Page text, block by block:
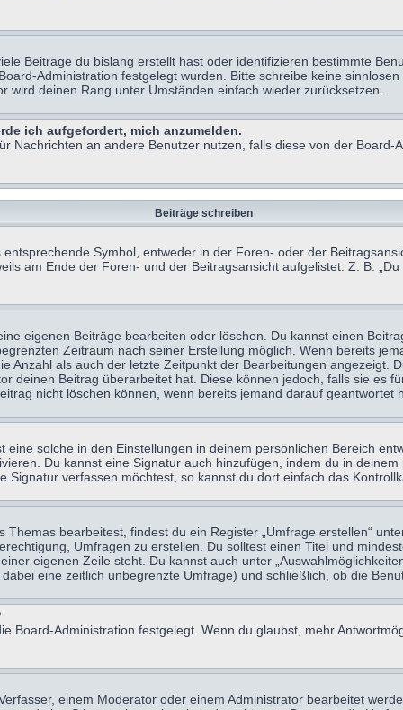
Beiträge du bislang erstellt hast oder identifizieren bestimmte
Administration festgelegt wurden. Bitte schreibe keine
deinen Rang unter Umständen einfach wieder zurücksetzen.
ich aufgefordert, mich anzumelden.
Nachrichten an andere Benutzer nutzen, falls diese von der
Beiträge schreiben
Symbol, entweder in der Foren- oder der
am Ende der Foren- und der Beitragsansicht aufgelistet. Z. B.
eigenen Beiträge bearbeiten oder löschen. Du kannst einen
Zeitraum nach seiner Erstellung möglich. Wenn bereits
Anzahl als auch der letzte Zeitpunkt der Bearbeitungen angezeigt.
deinen Beitrag überarbeitet hat. Diese können jedoch, falls sie es
nicht löschen können, wenn bereits jemand darauf geantwortet
solche in den Einstellungen in deinem persönlichen Bereich
Du kannst eine Signatur auch hinzufügen, indem du in
verfassen möchtest, so kannst du dort einfach das
bearbeitest, findest du ein Register „Umfrage erstellen“
Umfragen zu erstellen. Du solltest einen Titel und
eigenen Zeile steht. Du kannst auch unter
eine zeitlich unbegrenzte Umfrage) und schließlich, ob die
Board-Administration festgelegt. Wenn du glaubst, mehr
einem Moderator oder einem Administrator bearbeitet